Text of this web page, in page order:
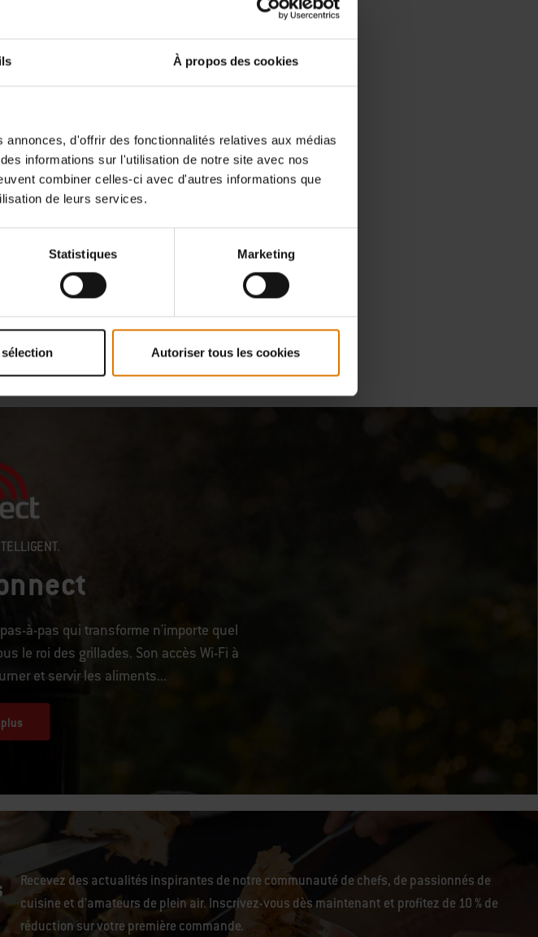
À propos des cookies
d'offrir des fonctionnalités relatives aux médias
informations sur l'utilisation de notre site avec nos
combiner celles-ci avec d'autres informations que
de leurs services.
Statistiques Marketing
Autoriser tous les cookies
Barbecue à pellets
à-pas qui transforme n'importe quel
le roi des grillades. Son accès Wi-Fi à
et servir les aliments...
Recevez des actualités inspirantes de notre communauté de chefs, de passionnés de
cuisine et d’amateurs de plein air. Inscrivez-vous dès maintenant et profitez de 10 % de
réduction sur votre première commande.